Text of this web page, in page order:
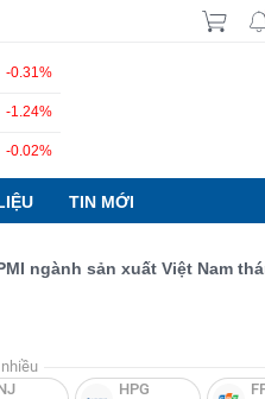
-0.31%
-1.24%
-0.02%
TIN MỚI
sản xuất Việt Nam tháng
HPG